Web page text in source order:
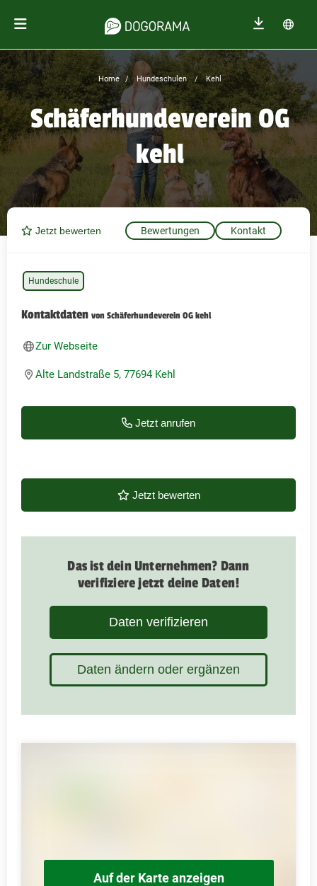
Home Hundeschulen Kehl
Schäferhundeverein OG
kehl
Jetzt bewerten Bewertungen Kontakt
Hundeschule
Kontaktdaten von Schäferhundeverein OG kehl
Zur Webseite
Alte Landstraße 5, 77694 Kehl
Jetzt anrufen
Jetzt bewerten
Das ist dein Unternehmen? Dann
verifiziere jetzt deine Daten!
Daten verifizieren
Daten ändern oder ergänzen
Auf der Karte anzeigen